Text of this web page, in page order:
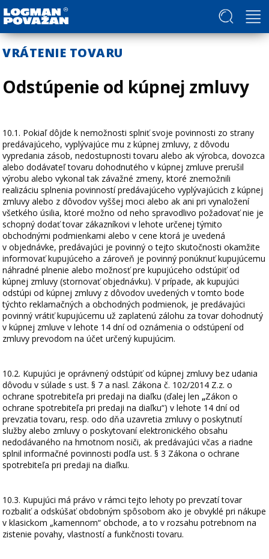
VRÁTENIE TOVARU
Odstúpenie od kúpnej zmluvy
10.1. Pokiaľ dôjde k nemožnosti splniť svoje povinnosti zo strany
predávajúceho, vyplývajúce mu z kúpnej zmluvy, z dôvodu
vypredania zásob, nedostupnosti tovaru alebo ak výrobca, dovozca
alebo dodávateľ tovaru dohodnutého v kúpnej zmluve prerušil
výrobu alebo vykonal tak závažné zmeny, ktoré znemožnili
realizáciu splnenia povinností predávajúceho vyplývajúcich z kúpnej
zmluvy alebo z dôvodov vyššej moci alebo ak ani pri vynaložení
všetkého úsilia, ktoré možno od neho spravodlivo požadovať nie je
schopný dodať tovar zákazníkovi v lehote určenej týmito
obchodnými podmienkami alebo v cene ktorá je uvedená
v objednávke, predávajúci je povinný o tejto skutočnosti okamžite
informovať kupujúceho a zároveň je povinný ponúknuť kupujúcemu
náhradné plnenie alebo možnosť pre kupujúceho odstúpiť od
kúpnej zmluvy (stornovať objednávku). V prípade, ak kupujúci
odstúpi od kúpnej zmluvy z dôvodov uvedených v tomto bode
týchto reklamačných a obchodných podmienok, je predávajúci
povinný vrátiť kupujúcemu už zaplatenú zálohu za tovar dohodnutý
v kúpnej zmluve v lehote 14 dní od oznámenia o odstúpení od
zmluvy prevodom na účet určený kupujúcim.
10.2. Kupujúci je oprávnený odstúpiť od kúpnej zmluvy bez udania
dôvodu v súlade s ust. § 7 a nasl. Zákona č. 102/2014 Z.z. o
ochrane spotrebiteľa pri predaji na diaľku (ďalej len „Zákon o
ochrane spotrebiteľa pri predaji na diaľku“) v lehote 14 dní od
prevzatia tovaru, resp. odo dňa uzavretia zmluvy o poskytnutí
služby alebo zmluvy o poskytovaní elektronického obsahu
nedodávaného na hmotnom nosiči, ak predávajúci včas a riadne
splnil informačné povinnosti podľa ust. § 3 Zákona o ochrane
spotrebiteľa pri predaji na diaľku.
10.3. Kupujúci má právo v rámci tejto lehoty po prevzatí tovar
rozbaliť a odskúšať obdobným spôsobom ako je obvyklé pri nákupe
v klasickom „kamennom“ obchode, a to v rozsahu potrebnom na
zistenie povahy, vlastností a funkčnosti tovaru.